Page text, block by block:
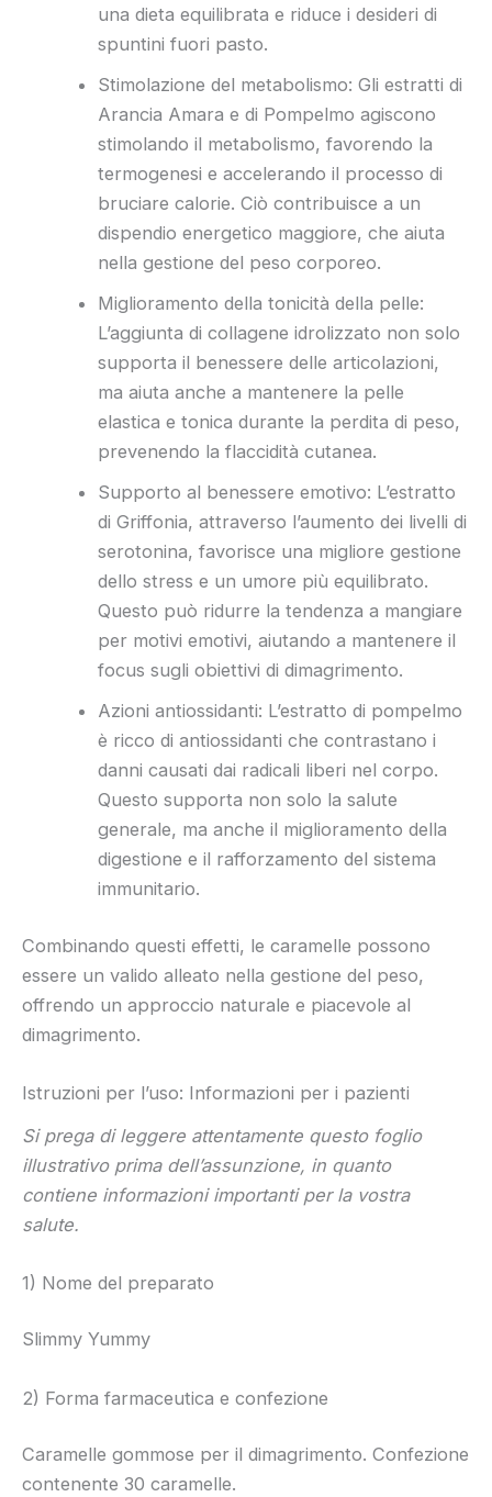
una dieta equilibrata e riduce i desideri di
spuntini fuori pasto.
Stimolazione del metabolismo: Gli estratti di
Arancia Amara e di Pompelmo agiscono
stimolando il metabolismo, favorendo la
termogenesi e accelerando il processo di
bruciare calorie. Ciò contribuisce a un
dispendio energetico maggiore, che aiuta
nella gestione del peso corporeo.
Miglioramento della tonicità della pelle:
L’aggiunta di collagene idrolizzato non solo
supporta il benessere delle articolazioni,
ma aiuta anche a mantenere la pelle
elastica e tonica durante la perdita di peso,
prevenendo la flaccidità cutanea.
Supporto al benessere emotivo: L’estratto
di Griffonia, attraverso l’aumento dei livelli di
serotonina, favorisce una migliore gestione
dello stress e un umore più equilibrato.
Questo può ridurre la tendenza a mangiare
per motivi emotivi, aiutando a mantenere il
focus sugli obiettivi di dimagrimento.
Azioni antiossidanti: L’estratto di pompelmo
è ricco di antiossidanti che contrastano i
danni causati dai radicali liberi nel corpo.
Questo supporta non solo la salute
generale, ma anche il miglioramento della
digestione e il rafforzamento del sistema
immunitario.
Combinando questi effetti, le caramelle possono
essere un valido alleato nella gestione del peso,
offrendo un approccio naturale e piacevole al
dimagrimento.
Istruzioni per l’uso: Informazioni per i pazienti
Si prega di leggere attentamente questo foglio
illustrativo prima dell’assunzione, in quanto
contiene informazioni importanti per la vostra
salute.
1) Nome del preparato
Slimmy Yummy
2) Forma farmaceutica e confezione
Caramelle gommose per il dimagrimento. Confezione
contenente 30 caramelle.